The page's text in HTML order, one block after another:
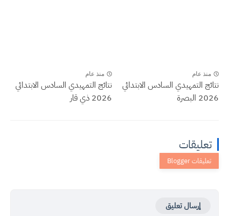
منذ عام
نتائج التمهيدي السادس الابتدائي
2026 البصرة
منذ عام
نتائج التمهيدي السادس الابتدائي
2026 ذي قار
تعليقات
إرسال تعليق